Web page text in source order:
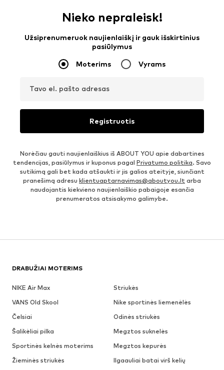
Nieko nepraleisk!
Užsiprenumeruok naujienlaiškį ir gauk išskirtinius
pasiūlymus
Moterims Vyrams
Tavo el. pašto adresas
Registruotis
Norėčiau gauti naujienlaiškius iš ABOUT YOU apie dabartines
tendencijas, pasiūlymus ir kuponus pagal Privatumo politika. Savo
sutikimą gali bet kada atšaukti ir jis galios ateityje, siunčiant
pranešimą adresu klientuaptarnavimas@aboutyou.lt arba
naudojantis kiekvieno naujienlaiškio pabaigoje esančia
prenumeratos atsisakymo galimybe.
DRABUŽIAI MOTERIMS
NIKE Air Max
Striukės
VANS Old Skool
Nike sportinės liemenėlės
Čelsiai
Odinės striukės
Šalikėliai pilka
Megztos suknelės
Sportinės kelnės moterims
Megztos kepurės
Žieminės striukės
Ilgaauliai batai virš kelių